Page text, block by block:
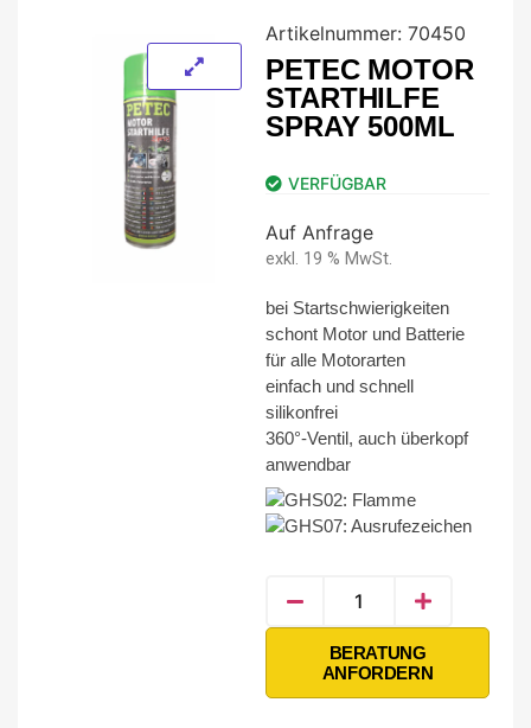
Artikelnummer: 70450
PETEC MOTOR
STARTHILFE
SPRAY 500ML
VERFÜGBAR
Auf Anfrage
exkl. 19 % MwSt.
bei Startschwierigkeiten
schont Motor und Batterie
für alle Motorarten
einfach und schnell
silikonfrei
360°-Ventil, auch überkopf
anwendbar
BERATUNG
ANFORDERN
Alternative: